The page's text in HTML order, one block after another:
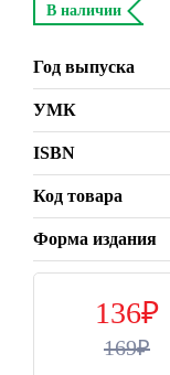
В наличии
Год выпуска
УМК
ISBN
Код товара
Форма издания
136
169